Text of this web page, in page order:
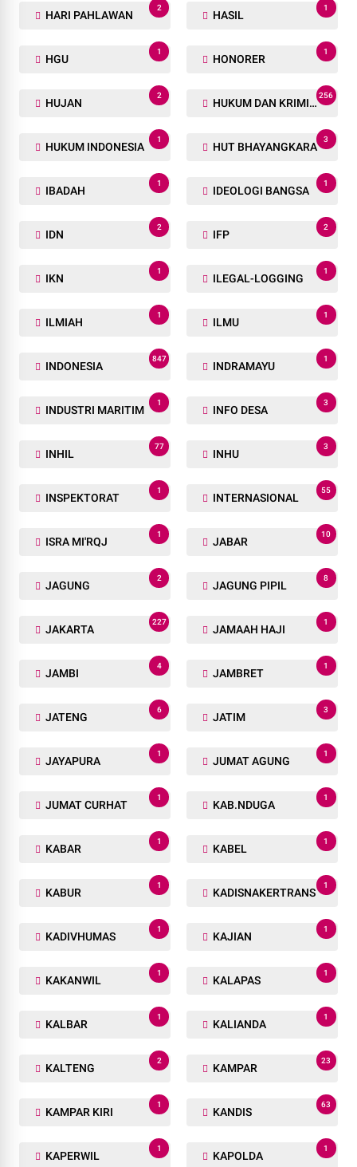
HARI PAHLAWAN
2
HASIL
1
HGU
1
HONORER
1
HUJAN
2
HUKUM DAN KRIMINAL
256
HUKUM INDONESIA
1
HUT BHAYANGKARA
3
IBADAH
1
IDEOLOGI BANGSA
1
IDN
2
IFP
2
IKN
1
ILEGAL-LOGGING
1
ILMIAH
1
ILMU
1
INDONESIA
847
INDRAMAYU
1
INDUSTRI MARITIM
1
INFO DESA
3
INHIL
77
INHU
3
INSPEKTORAT
1
INTERNASIONAL
55
ISRA MI'RQJ
1
JABAR
10
JAGUNG
2
JAGUNG PIPIL
8
JAKARTA
227
JAMAAH HAJI
1
JAMBI
4
JAMBRET
1
JATENG
6
JATIM
3
JAYAPURA
1
JUMAT AGUNG
1
JUMAT CURHAT
1
KAB.NDUGA
1
KABAR
1
KABEL
1
KABUR
1
KADISNAKERTRANS
1
KADIVHUMAS
1
KAJIAN
1
KAKANWIL
1
KALAPAS
1
KALBAR
1
KALIANDA
1
KALTENG
2
KAMPAR
23
KAMPAR KIRI
1
KANDIS
63
KAPERWIL
1
KAPOLDA
1